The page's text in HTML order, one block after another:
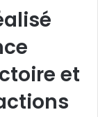
et